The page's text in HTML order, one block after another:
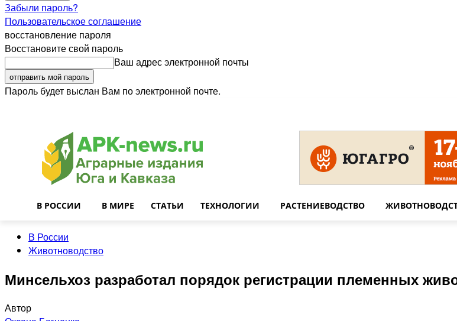
Забыли пароль?
Пользовательское соглашение
восстановление пароля
Восстановите свой пароль
Ваш адрес электронной почты
Пароль будет выслан Вам по электронной почте.
В РОССИИ В МИРЕ СТАТЬИ ТЕХНОЛОГИИ РАСТЕНИЕВОДСТВО
В России
Животноводство
Минсельхоз разработал порядок регистрации племенных
Автор